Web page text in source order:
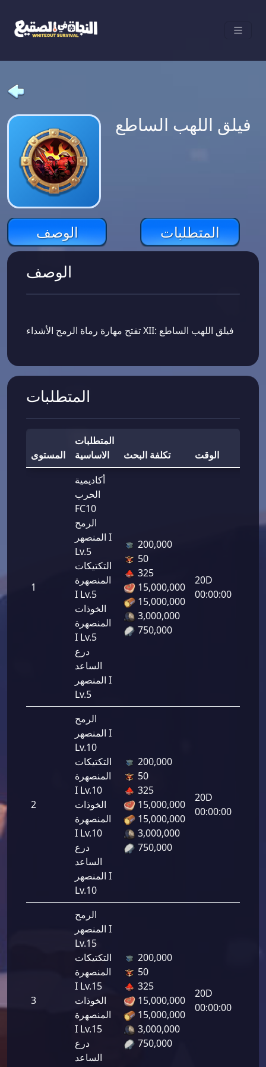
فيلق اللهب الساطع
الوصف المتطلبات
الوصف
تفتح مهارة رماة الرمح الأشداء XII: فيلق اللهب الساطع
المتطلبات
المستوى
المتطلبات
الاساسية
تكلفة البحث الوقت
1
أكاديمية
الحرب
FC10
الرمح
المنصهر I
Lv.5
التكتيكات
المنصهرة
I Lv.5
الخوذات
المنصهرة
I Lv.5
درع
الساعد
المنصهر I
Lv.5
200,000
50
325
15,000,000
15,000,000
3,000,000
750,000
20D
00:00:00
2
الرمح
المنصهر I
Lv.10
التكتيكات
المنصهرة
I Lv.10
الخوذات
المنصهرة
I Lv.10
درع
الساعد
المنصهر I
Lv.10
200,000
50
325
15,000,000
15,000,000
3,000,000
750,000
20D
00:00:00
3
الرمح
المنصهر I
Lv.15
التكتيكات
المنصهرة
I Lv.15
الخوذات
المنصهرة
I Lv.15
درع
الساعد
200,000
50
325
15,000,000
15,000,000
3,000,000
750,000
20D
00:00:00